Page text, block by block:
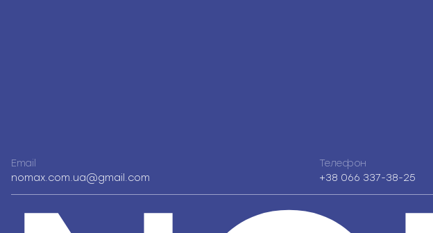
Email
nomax.com.ua@gmail.com
Телефон
+38 066 337-38-25